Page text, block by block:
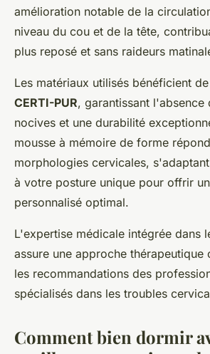
amélioration notable de la
niveau du cou et de la tête,
plus reposé et sans raideurs
Les matériaux utilisés bénéficient
CERTI-PUR, garantissant l'absence
nocives et une durabilité
mousse à mémoire de forme
morphologies cervicales,
à votre posture unique pour offrir
personnalisé optimal.
L'expertise médicale intégrée dans
assure une approche thérapeutique
les recommandations des
spécialisés dans les troubles
Comment bien dormir